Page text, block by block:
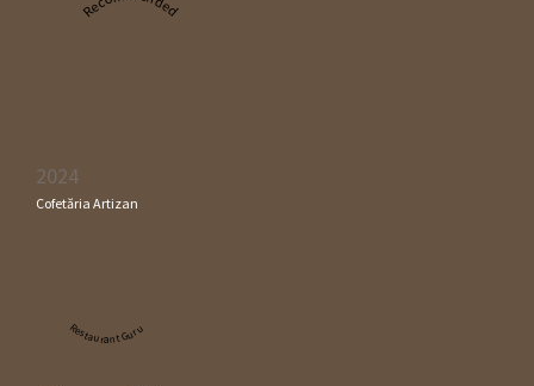
2024
Cofetăria Artizan
Restaurant Guru